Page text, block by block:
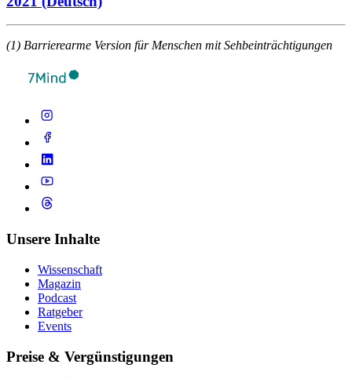
(1) Barrierearme Version für Menschen mit Sehbeinträchtigungen
Unsere Inhalte
Wissenschaft
Magazin
Podcast
Ratgeber
Events
Preise & Vergünstigungen